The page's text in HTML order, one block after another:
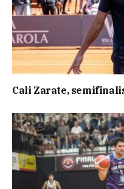
Cali Zarate,